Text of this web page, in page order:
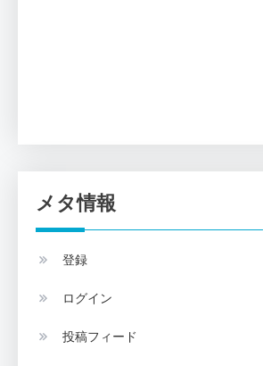
メタ情報
登録
ログイン
投稿フィード